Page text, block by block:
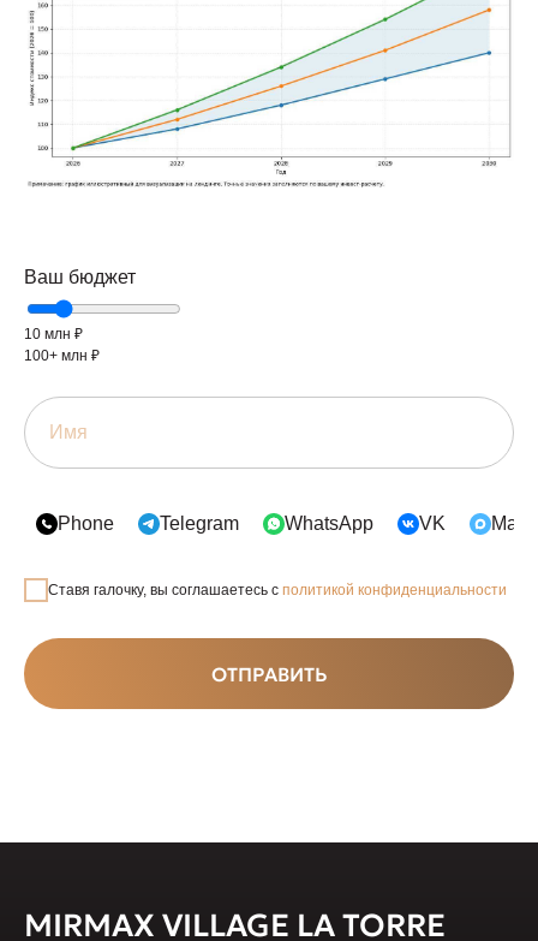
Ваш бюджет
10 млн ₽
100+ млн ₽
Phone Telegram WhatsApp VK Max
Ставя галочку, вы соглашаетесь с политикой конфиденциальности
ОТПРАВИТЬ
MIRMAX VILLAGE LA TORRE